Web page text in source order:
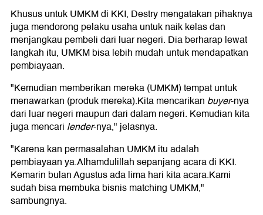
Khusus untuk UMKM di KKI, Destry mengatakan pihaknya
juga mendorong pelaku usaha untuk naik kelas dan
menjangkau pembeli dari luar negeri. Dia berharap lewat
langkah itu, UMKM bisa lebih mudah untuk mendapatkan
pembiayaan.
"Kemudian memberikan mereka (UMKM) tempat untuk
menawarkan (produk mereka).Kita mencarikan buyer-nya
dari luar negeri maupun dari dalam negeri. Kemudian kita
juga mencari lender-nya," jelasnya.
"Karena kan permasalahan UMKM itu adalah
pembiayaan ya.Alhamdulillah sepanjang acara di KKI.
Kemarin bulan Agustus ada lima hari kita acara.Kami
sudah bisa membuka bisnis matching UMKM,"
sambungnya.